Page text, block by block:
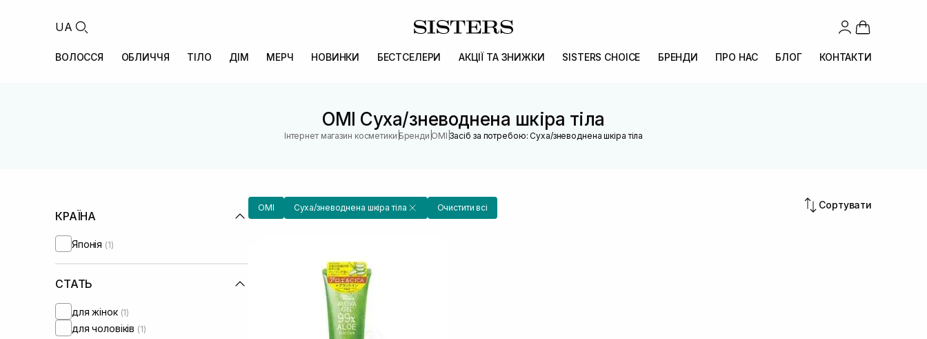
UA
ВОЛОССЯ ОБЛИЧЧЯ ТІЛО ДІМ МЕРЧ НОВИНКИ БЕСТСЕЛЕРИ АКЦІЇ ТА ЗНИЖКИ SISTERS CHOICE БРЕНДИ ПРО НАС БЛОГ КОНТАКТИ
OMI Суха/зневоднена шкіра тіла
Інтернет магазин косметики |Бренди |OMI |Засіб за потребою: Суха/зневоднена шкіра тіла
КРАЇНА
Японія (1)
СТАТЬ
для жінок (1)
для чоловіків (1)
OMI Суха/зневоднена шкіра тіла Очистити всі Сортувати